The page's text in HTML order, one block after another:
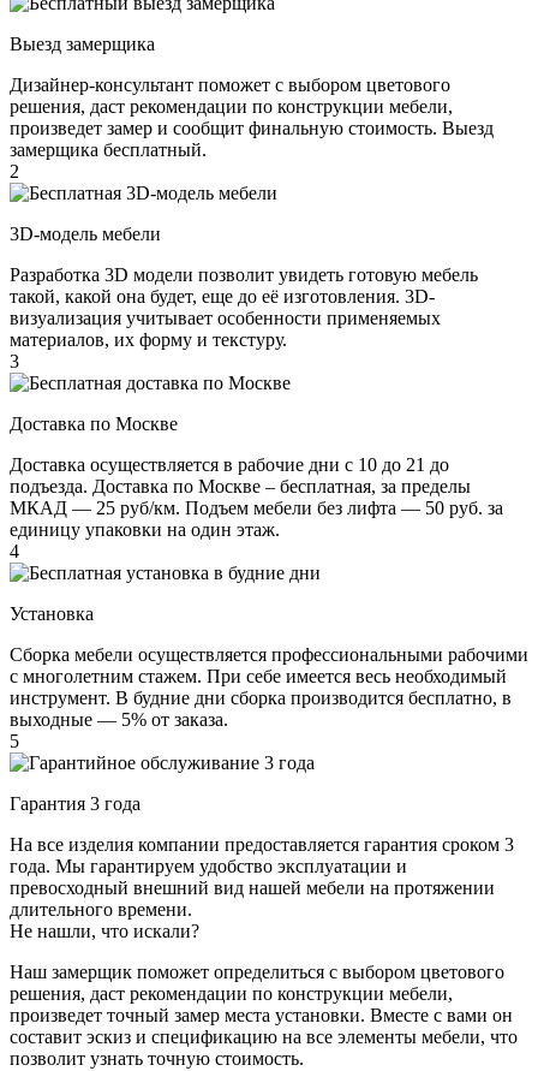
Выезд замерщика
Дизайнер-консультант поможет с выбором цветового
решения, даст рекомендации по конструкции мебели,
произведет замер и сообщит финальную стоимость. Выезд
замерщика бесплатный.
2
3D-модель мебели
Разработка 3D модели позволит увидеть готовую мебель
такой, какой она будет, еще до её изготовления. 3D-
визуализация учитывает особенности применяемых
материалов, их форму и текстуру.
3
Доставка по Москве
Доставка осуществляется в рабочие дни с 10 до 21 до
подъезда. Доставка по Москве – бесплатная, за пределы
МКАД — 25 руб/км. Подъем мебели без лифта — 50 руб. за
единицу упаковки на один этаж.
4
Установка
Сборка мебели осуществляется профессиональными рабочими
с многолетним стажем. При себе имеется весь необходимый
инструмент. В будние дни сборка производится бесплатно, в
выходные — 5% от заказа.
5
Гарантия 3 года
На все изделия компании предоставляется гарантия сроком 3
года. Мы гарантируем удобство эксплуатации и
превосходный внешний вид нашей мебели на протяжении
длительного времени.
Не нашли, что искали?
Наш замерщик поможет определиться с выбором цветового
решения, даст рекомендации по конструкции мебели,
произведет точный замер места установки. Вместе с вами он
составит эскиз и спецификацию на все элементы мебели, что
позволит узнать точную стоимость.